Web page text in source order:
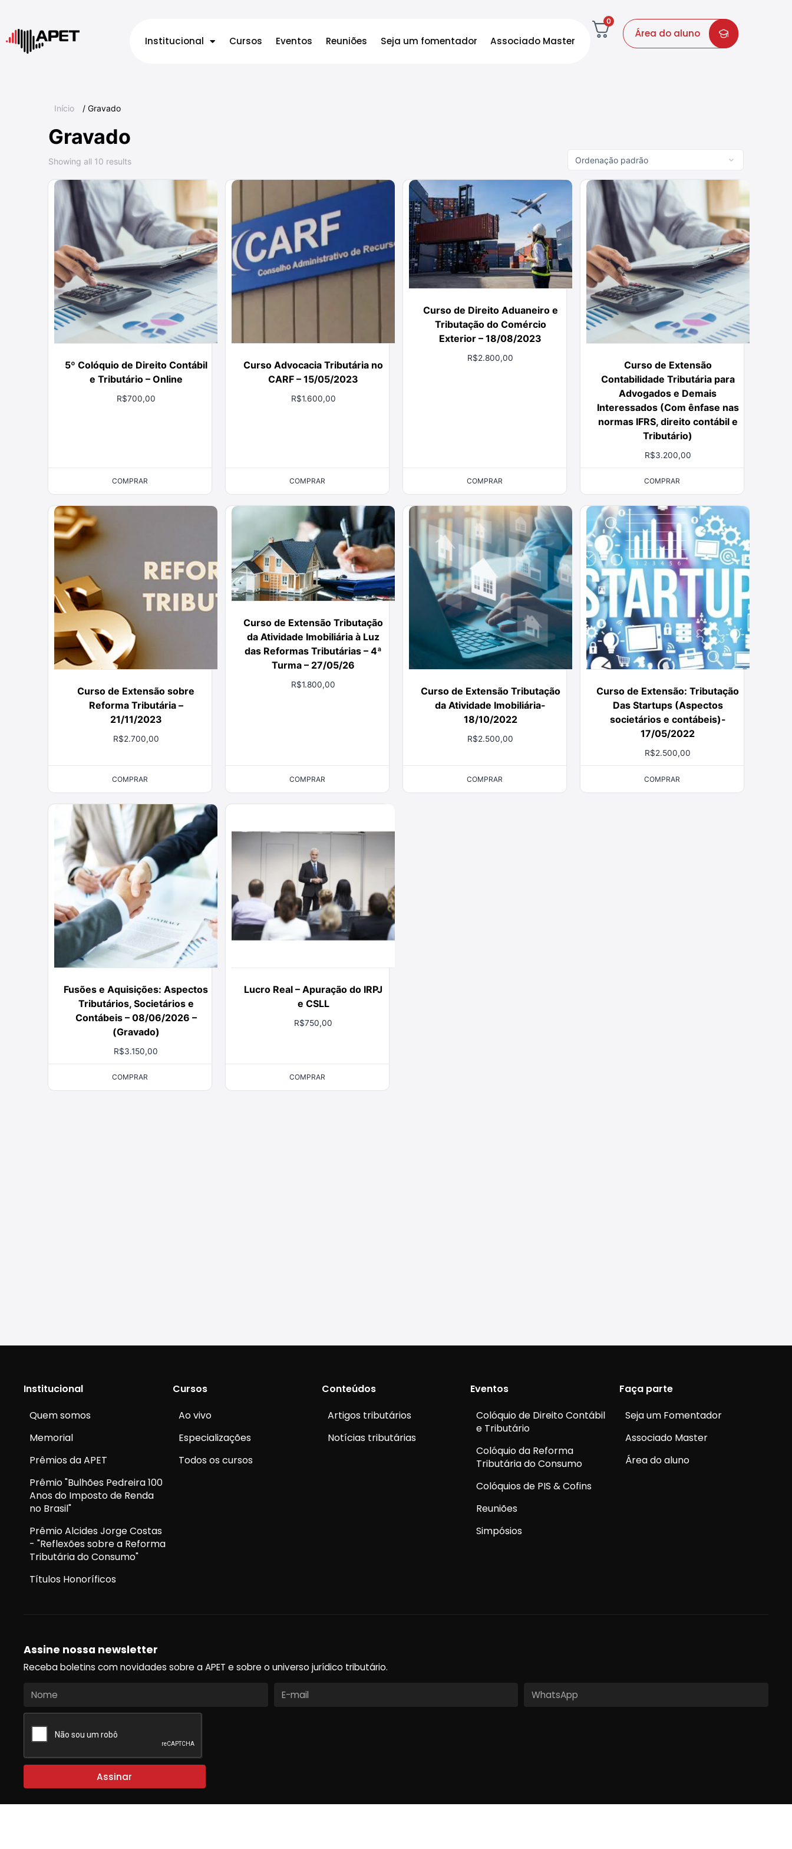
Institucional Cursos Eventos Reuniões Seja um fomentador Associado Master
0
Área do aluno
Início / Gravado
Gravado
Showing all 10 results
5º Colóquio de Direito Contábil
e Tributário – Online
R$700,00
COMPRAR
Curso Advocacia Tributária no
CARF – 15/05/2023
R$1.600,00
COMPRAR
Curso de Direito Aduaneiro e
Tributação do Comércio
Exterior – 18/08/2023
R$2.800,00
COMPRAR
Curso de Extensão
Contabilidade Tributária para
Advogados e Demais
Interessados (Com ênfase nas
normas IFRS, direito contábil e
Tributário)
R$3.200,00
COMPRAR
Curso de Extensão sobre
Reforma Tributária –
21/11/2023
R$2.700,00
COMPRAR
Curso de Extensão Tributação
da Atividade Imobiliária à Luz
das Reformas Tributárias – 4ª
Turma – 27/05/26
R$1.800,00
COMPRAR
Curso de Extensão Tributação
da Atividade Imobiliária-
18/10/2022
R$2.500,00
COMPRAR
Curso de Extensão: Tributação
Das Startups (Aspectos
societários e contábeis)-
17/05/2022
R$2.500,00
COMPRAR
Fusões e Aquisições: Aspectos
Tributários, Societários e
Contábeis – 08/06/2026 –
(Gravado)
R$3.150,00
COMPRAR
Lucro Real – Apuração do IRPJ
e CSLL
R$750,00
COMPRAR
Institucional
Quem somos
Memorial
Prêmios da APET
Prêmio "Bulhões Pedreira 100
Anos do Imposto de Renda
no Brasil"
Prêmio Alcides Jorge Costas
- "Reflexões sobre a Reforma
Tributária do Consumo"
Títulos Honoríficos
Cursos
Ao vivo
Especializações
Todos os cursos
Conteúdos
Artigos tributários
Notícias tributárias
Eventos
Colóquio de Direito Contábil
e Tributário
Colóquio da Reforma
Tributária do Consumo
Colóquios de PIS & Cofins
Reuniões
Simpósios
Faça parte
Seja um Fomentador
Associado Master
Área do aluno
Assine nossa newsletter
Receba boletins com novidades sobre a APET e sobre o universo jurídico tributário.
Assinar